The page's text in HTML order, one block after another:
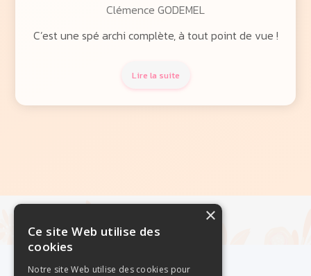
Clémence GODEMEL
C’est une spé archi complète, à tout point de vue !
Lire la suite
×
Ce site Web utilise des
cookies
Notre site Web utilise des cookies pour